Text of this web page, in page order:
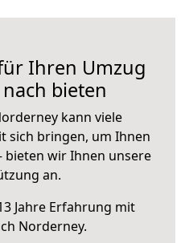
Ihren Umzug
bieten
kann viele
sich bringen, um Ihnen
bieten wir Ihnen unsere
an.
Jahre Erfahrung mit
Norderney.